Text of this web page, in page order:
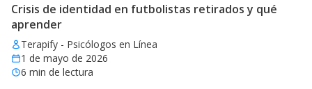
Crisis de identidad en futbolistas retirados y qué
aprender
Terapify - Psicólogos en Línea
1 de mayo de 2026
6 min de lectura